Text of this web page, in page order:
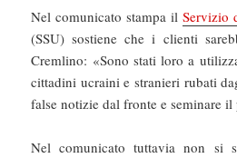
Nel comunicato stampa il Servizio
(SSU) sostiene che i clienti
Cremlino: «Sono stati loro a
cittadini ucraini e stranieri rubati
false notizie dal fronte e seminare il
Nel comunicato tuttavia non si